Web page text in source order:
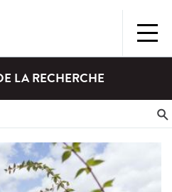
LA RECHERCHE